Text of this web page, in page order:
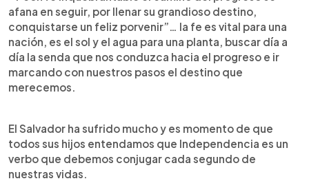
afana en seguir, por llenar su grandioso destino,
conquistarse un feliz porvenir”… la fe es vital para una
nación, es el sol y el agua para una planta, buscar día a
día la senda que nos conduzca hacia el progreso e ir
marcando con nuestros pasos el destino que
merecemos.
El Salvador ha sufrido mucho y es momento de que
todos sus hijos entendamos que Independencia es un
verbo que debemos conjugar cada segundo de
nuestras vidas.